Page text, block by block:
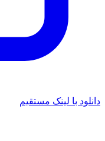
دانلود با لینک مستقیم